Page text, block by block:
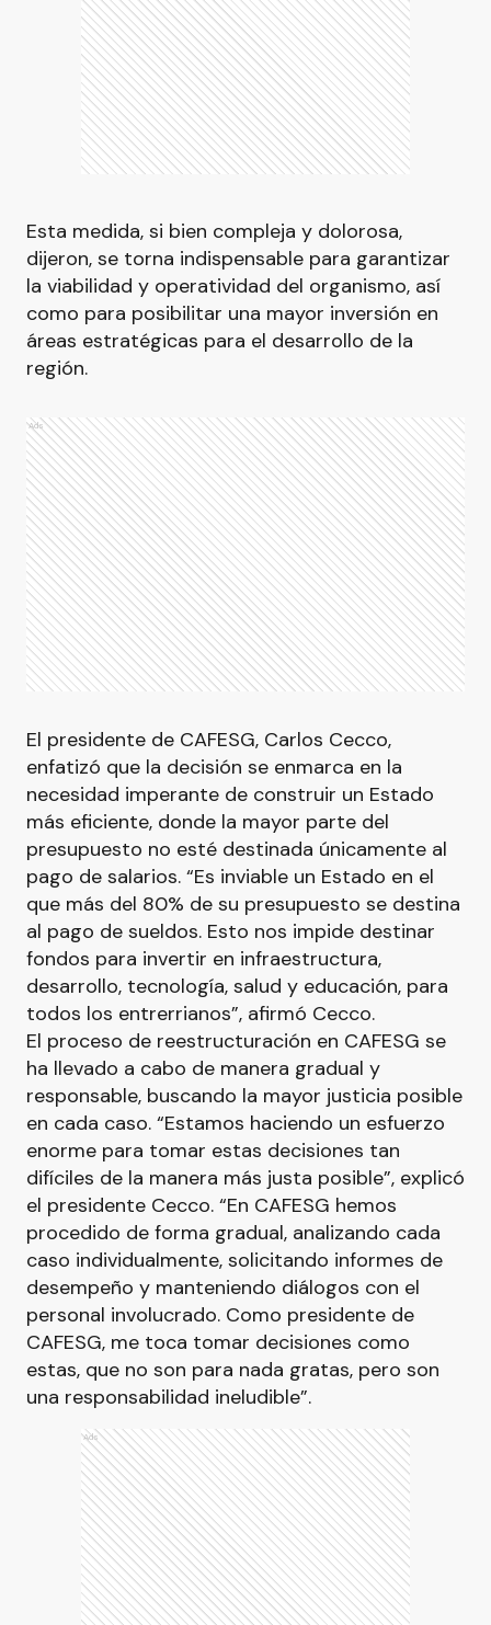
Esta medida, si bien compleja y dolorosa,
dijeron, se torna indispensable para garantizar
la viabilidad y operatividad del organismo, así
como para posibilitar una mayor inversión en
áreas estratégicas para el desarrollo de la
región.
Ads
El presidente de CAFESG, Carlos Cecco,
enfatizó que la decisión se enmarca en la
necesidad imperante de construir un Estado
más eficiente, donde la mayor parte del
presupuesto no esté destinada únicamente al
pago de salarios. “Es inviable un Estado en el
que más del 80% de su presupuesto se destina
al pago de sueldos. Esto nos impide destinar
fondos para invertir en infraestructura,
desarrollo, tecnología, salud y educación, para
todos los entrerrianos”, afirmó Cecco.
El proceso de reestructuración en CAFESG se
ha llevado a cabo de manera gradual y
responsable, buscando la mayor justicia posible
en cada caso. “Estamos haciendo un esfuerzo
enorme para tomar estas decisiones tan
difíciles de la manera más justa posible”, explicó
el presidente Cecco. “En CAFESG hemos
procedido de forma gradual, analizando cada
caso individualmente, solicitando informes de
desempeño y manteniendo diálogos con el
personal involucrado. Como presidente de
CAFESG, me toca tomar decisiones como
estas, que no son para nada gratas, pero son
una responsabilidad ineludible”.
Ads